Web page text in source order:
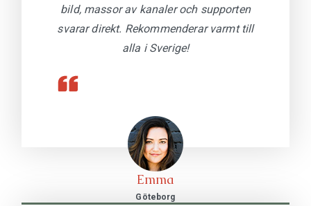
bild, massor av kanaler och supporten
svarar direkt. Rekommenderar varmt till
alla i Sverige!
Emma
Göteborg